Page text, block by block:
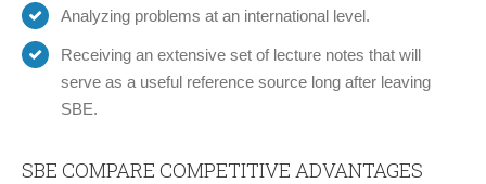
Analyzing problems at an international level.
Receiving an extensive set of lecture notes that will
serve as a useful reference source long after leaving
SBE.
SBE COMPARE COMPETITIVE ADVANTAGES